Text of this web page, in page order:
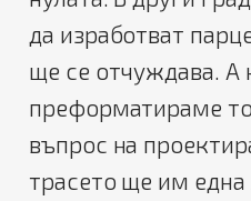
да изработват
ще се отчуждава. А
преформатираме
въпрос на
трасето ще им една